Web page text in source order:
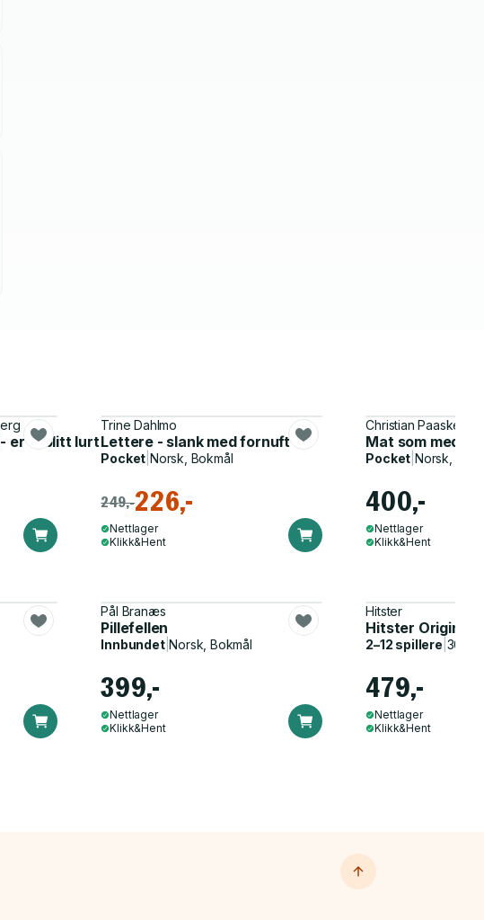
er vi blitt lurt?
Trine Dahlmo
Lettere - slank med fornuft
Pocket Norsk, Bokmål
249,-226,-
Nettlager
Klikk&Hent
Christian Paaske
Mat som
Pocket |Norsk,
400,-
Nettlager
Klikk&Hent
Pål Branæs
Pillefellen
Innbundet|Norsk, Bokmål
399,-
Nettlager
Klikk&Hent
Hitster
Hitster Original
2–12 spillere
479,-
Nettlager
Klikk&Hent